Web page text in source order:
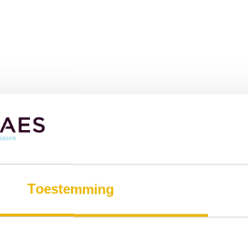
Toestemming